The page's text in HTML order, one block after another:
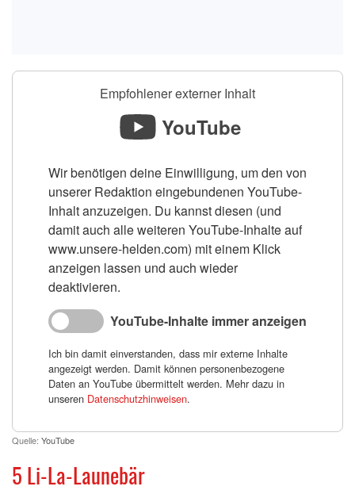
Empfohlener externer Inhalt
YouTube
Wir benötigen deine Einwilligung, um den von
unserer Redaktion eingebundenen YouTube-
Inhalt anzuzeigen. Du kannst diesen (und
damit auch alle weiteren YouTube-Inhalte auf
www.unsere-helden.com) mit einem Klick
anzeigen lassen und auch wieder
deaktivieren.
YouTube-Inhalte immer anzeigen
Ich bin damit einverstanden, dass mir externe Inhalte
angezeigt werden. Damit können personenbezogene
Daten an YouTube übermittelt werden. Mehr dazu in
unseren Datenschutzhinweisen.
Quelle: YouTube
5 Li-La-Launebär